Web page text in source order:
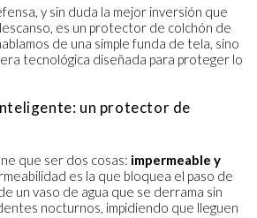
y sin duda la mejor inversión que
es un protector de colchón de
de una simple funda de tela, sino
tecnológica diseñada para proteger lo
un protector de
que ser dos cosas: impermeable y
es la que bloquea el paso de
un vaso de agua que se derrama sin
nocturnos, impidiendo que lleguen